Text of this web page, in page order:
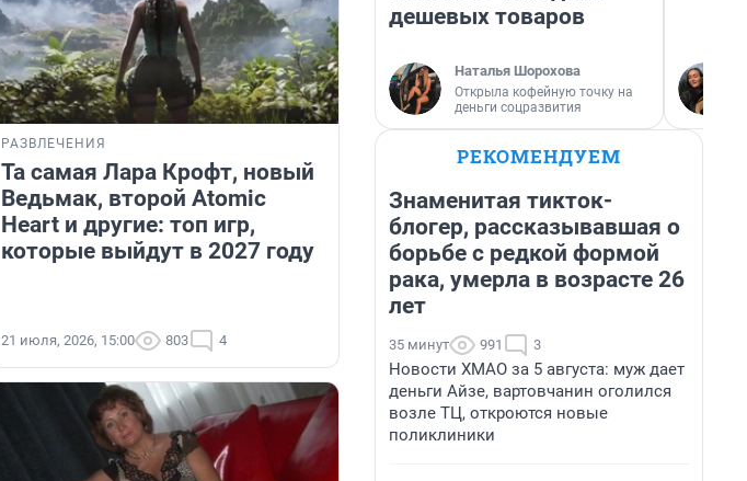
РАЗВЛЕЧЕНИЯ
Та самая Лара Крофт, новый
Ведьмак, второй Atomic
Heart и другие: топ игр,
которые выйдут в 2027 году
21 июля, 2026, 15:00 803 4
дешевых товаров
Наталья Шорохова
Открыла кофейную точку на
деньги соцразвития
РЕКОМЕНДУЕМ
Знаменитая тикток-
блогер, рассказывавшая о
борьбе с редкой формой
рака, умерла в возрасте 26
лет
35 минут 991 3
Новости ХМАО за 5 августа: муж дает
деньги Айзе, вартовчанин оголился
возле ТЦ, откроются новые
поликлиники